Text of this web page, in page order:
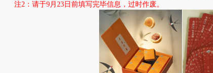
注2 ：请于9月 23 日前填写完毕信息，过时作废。